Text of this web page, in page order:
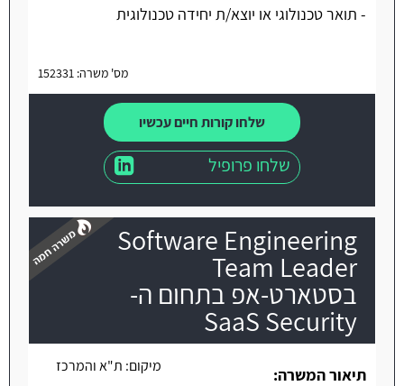
- תואר טכנולוגי או יוצא/ת יחידה טכנולוגית
מס' משרה: 152331
שלחו קורות חיים עכשיו
שלחו פרופיל
Software Engineering
Team Leader
בסטארט-אפ בתחום ה-
SaaS Security
מיקום: ת"א והמרכז
תיאור המשרה: